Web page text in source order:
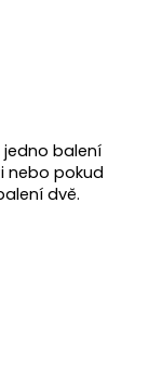
jedno balení
nebo pokud
dvě.